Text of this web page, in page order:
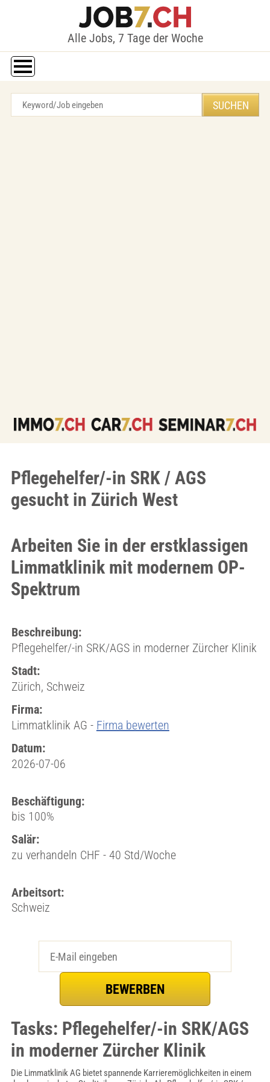
Alle Jobs, 7 Tage der Woche
Pflegehelfer/-in SRK / AGS
gesucht in Zürich West
Arbeiten Sie in der erstklassigen
Limmatklinik mit modernem OP-
Spektrum
Beschreibung:
Pflegehelfer/-in SRK/AGS in moderner Zürcher Klinik
Stadt:
Zürich, Schweiz
Firma:
Limmatklinik AG - Firma bewerten
Datum:
2026-07-06
Beschäftigung:
bis 100%
Salär:
zu verhandeln CHF - 40 Std/Woche
Arbeitsort:
Schweiz
Tasks: Pflegehelfer/-in SRK/AGS
in moderner Zürcher Klinik
Die Limmatklinik AG bietet spannende Karrieremöglichkeiten in einem